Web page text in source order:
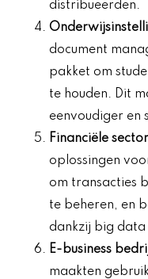
distribueerden.
document
pakket om
te houden. Dit
eenvoudiger en
Financiële sector
oplossingen
om transacties
te beheren, en
dankzij big data
E-business
maakten